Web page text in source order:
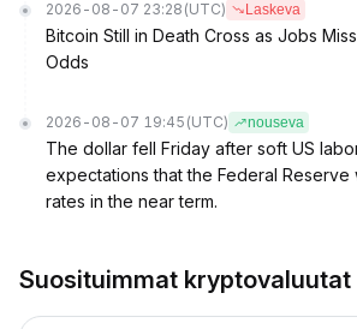
2026-08-07 23:28 (UTC) Laskeva
Bitcoin Still in Death Cross as Jobs
Odds
2026-08-07 19:45 (UTC) nouseva
The dollar fell Friday after soft US
expectations that the Federal Reserve
rates in the near term.
Suosituimmat kryptovaluutat